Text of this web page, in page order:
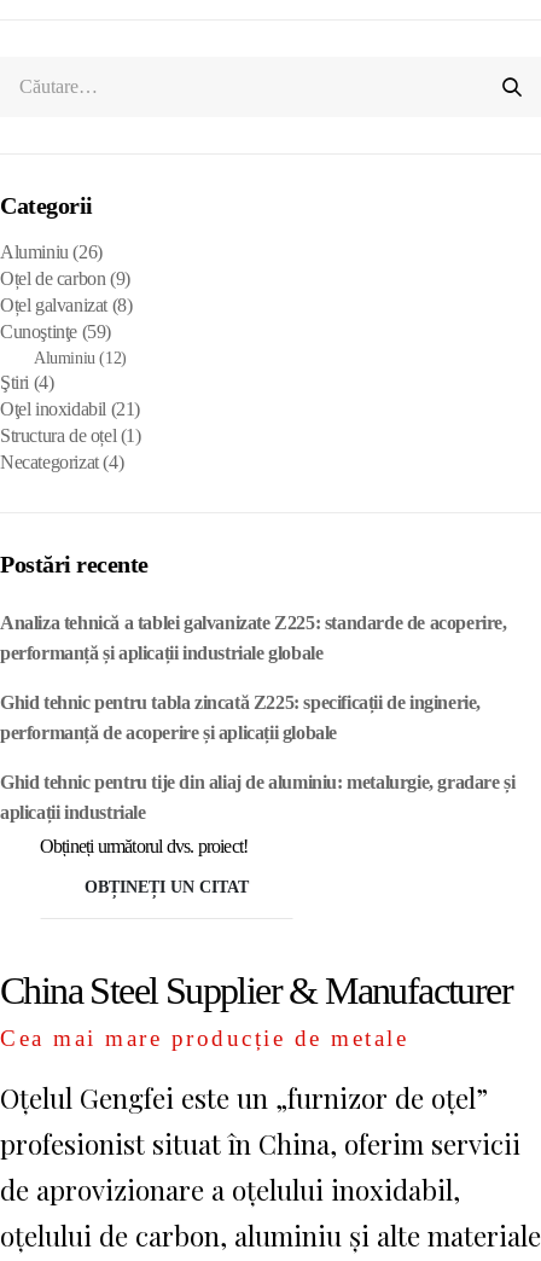
Categorii
Aluminiu (26)
Oțel de carbon (9)
Oțel galvanizat (8)
Cunoştinţe (59)
Aluminiu (12)
Ştiri (4)
Oţel inoxidabil (21)
Structura de oțel (1)
Necategorizat(4)
Postări recente
Analiza tehnică a tablei galvanizate Z225: standarde de acoperire,
performanță și aplicații industriale globale
Ghid tehnic pentru tabla zincată Z225: specificații de inginerie,
performanță de acoperire și aplicații globale
Ghid tehnic pentru tije din aliaj de aluminiu: metalurgie, gradare și
aplicații industriale
Obțineți următorul dvs. proiect!
OBȚINEȚI UN CITAT
China Steel Supplier & Manufacturer
Cea mai mare producție de metale
Oțelul Gengfei este un „furnizor de oțel”
profesionist situat în China, oferim servicii
de aprovizionare a oțelului inoxidabil,
oțelului de carbon, aluminiu și alte materiale